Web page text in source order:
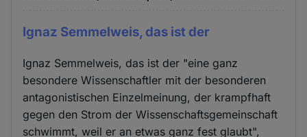
Ignaz Semmelweis, das ist der
Ignaz Semmelweis, das ist der "eine ganz
besondere Wissenschaftler mit der besonderen
antagonistischen Einzelmeinung, der krampfhaft
gegen den Strom der Wissenschaftsgemeinschaft
schwimmt, weil er an etwas ganz fest glaubt",